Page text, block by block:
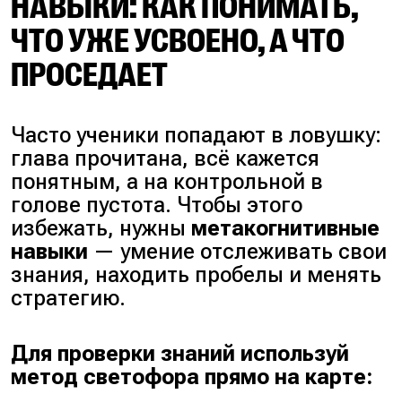
ЧТО УЖЕ УСВОЕНО, А ЧТО
ПРОСЕДАЕТ
Часто ученики попадают в ловушку:
глава прочитана, всё кажется
понятным, а на контрольной в
голове пустота. Чтобы этого
избежать, нужны метакогнитивные
навыки — умение отслеживать свои
знания, находить пробелы и менять
стратегию.
Для проверки знаний используй
метод светофора прямо на карте: